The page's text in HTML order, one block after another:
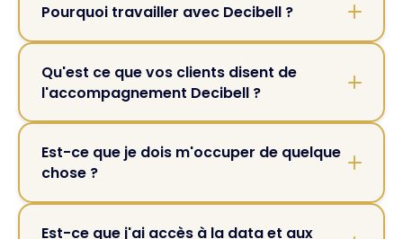
Pourquoi travailler avec Decibell ?
Parce que nous comprenons par cœur les
besoins des hôteliers et que nous gérons
tous les jours des campagnes Ads et
stratégies Réseaux Sociaux pour des
hôteliers indépendants comme vous. Notre
seul objectif : augmenter votre CA en direct.
On en parle ensemble ?
Qu'est ce que vos clients disent de
l'accompagnement Decibell ?
Les 3 caractéristiques citées par nos clients :
Une équipe à taille humaine→
contrairement à la majorité des agences,
échangeons très régulièrement avec nos
clients. Par exemple, tous nos clients ont
Est-ce que je dois m'occuper de quelque
chose ?
Non. On s'occupe de tout pour vous. Lors du
début de notre collaboration, nous prenons
Est-ce que j'ai accès à la data et aux